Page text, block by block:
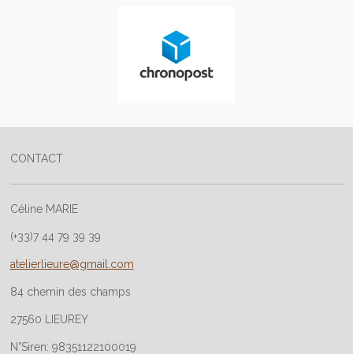
CONTACT
Céline MARIE
(+33)7 44 79 39 39
atelierlieure@gmail.com
84 chemin des champs
27560 LIEUREY
N°Siren: 98351122100019